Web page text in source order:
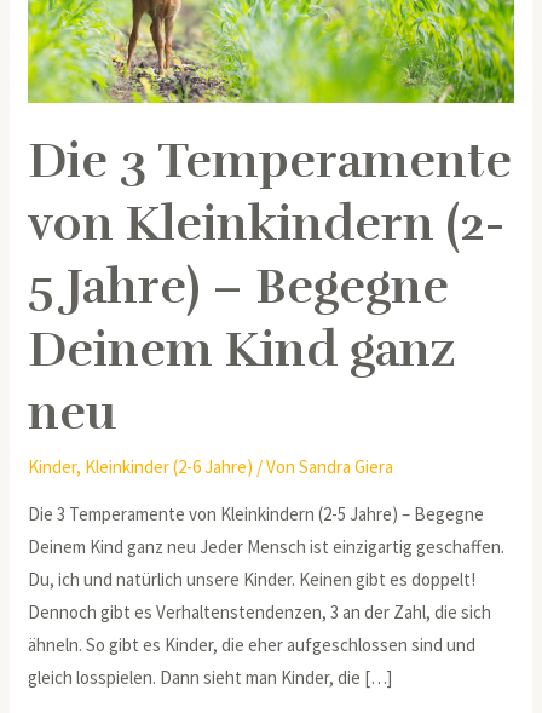
Die 3 Temperamente
von Kleinkindern (2-
5 Jahre) – Begegne
Deinem Kind ganz
neu
Kinder, Kleinkinder (2-6 Jahre) / VonSandra Giera
Die 3 Temperamente von Kleinkindern (2-5 Jahre) – Begegne
Deinem Kind ganz neu Jeder Mensch ist einzigartig geschaffen.
Du, ich und natürlich unsere Kinder. Keinen gibt es doppelt!
Dennoch gibt es Verhaltenstendenzen, 3 an der Zahl, die sich
ähneln. So gibt es Kinder, die eher aufgeschlossen sind und
gleich losspielen. Dann sieht man Kinder, die […]
Jahre)
–
Begegne
Kind
neu